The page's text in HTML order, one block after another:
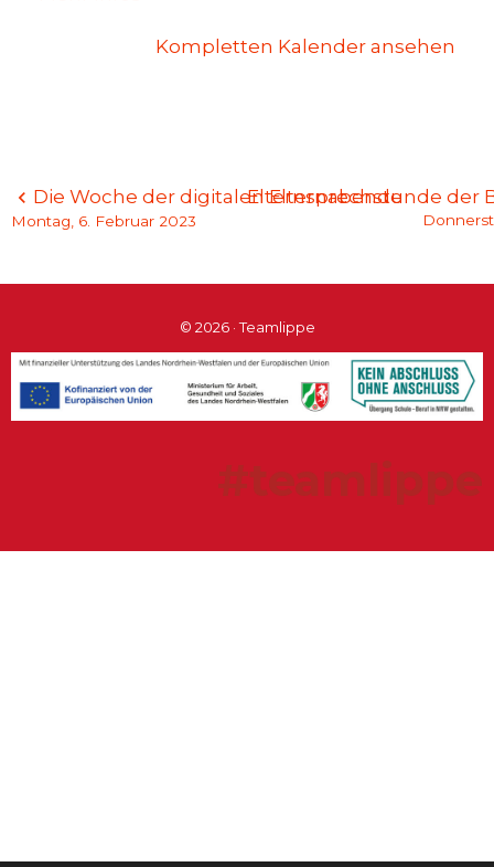
Kompletten Kalender ansehen
Beitragsnavigation
Die Woche der digitalen Elternabende
Montag, 6. Februar 2023
Elternsprechstunde der
© 2026 · Teamlippe
#teamlippe